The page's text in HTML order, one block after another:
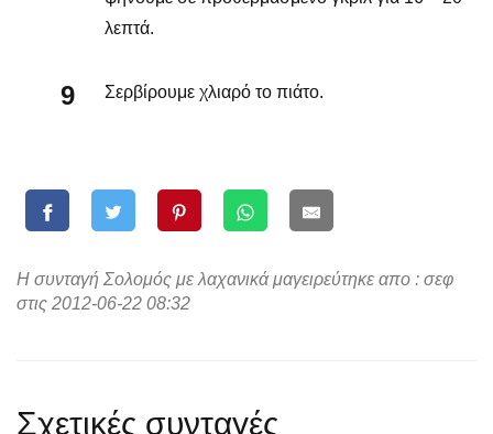
λεπτά.
Σερβίρουμε χλιαρό το πιάτο.
Η συνταγή Σολομός με λαχανικά μαγειρεύτηκε απο : σεφ
στις 2012-06-22 08:32
Σχετικές συνταγές